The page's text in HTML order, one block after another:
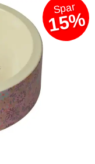
Spar
15%